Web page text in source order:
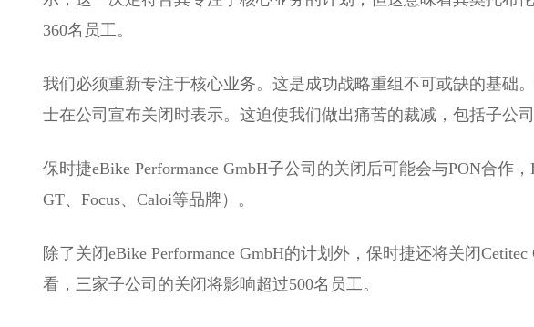
360名员工。
我们必须重新专注于核心业务。这是成功战略重组不可或缺的基础
士在公司宣布关闭时表示。这迫使我们做出痛苦的裁减，包括子公司
保时捷eBike Performance GmbH子公司的关闭后可能会与PON合作，
GT、Focus、Caloi等品牌）。
除了关闭eBike Performance GmbH的计划外，保时捷还将关闭
看，三家子公司的关闭将影响超过500名员工。